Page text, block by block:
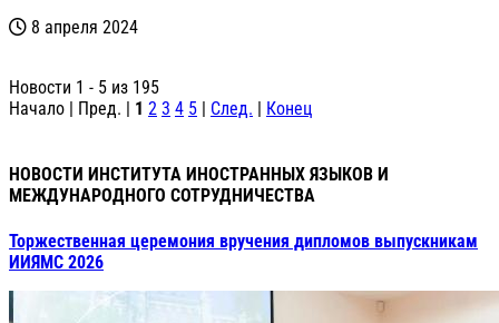
8 апреля 2024
Новости 1 - 5 из 195
Начало | Пред. | 1 2 3 4 5 | След. | Конец
НОВОСТИ ИНСТИТУТА ИНОСТРАННЫХ ЯЗЫКОВ И
МЕЖДУНАРОДНОГО СОТРУДНИЧЕСТВА
Торжественная церемония вручения дипломов выпускникам
ИИЯМС 2026